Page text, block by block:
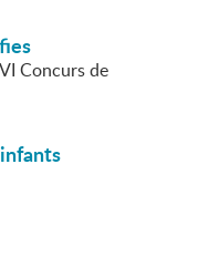
Concurs de